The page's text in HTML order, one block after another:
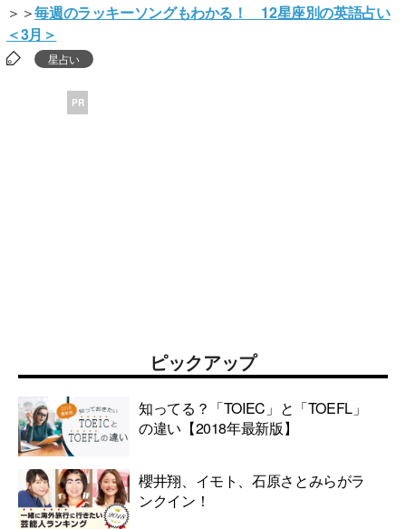
＞＞毎週のラッキーソングもわかる！ 12星座別の英語占い
＜3月＞
星占い
PR
ピックアップ
知ってる？「TOIEC」と「TOEFL」
の違い【2018年最新版】
櫻井翔、イモト、石原さとみらがラ
ンクイン！